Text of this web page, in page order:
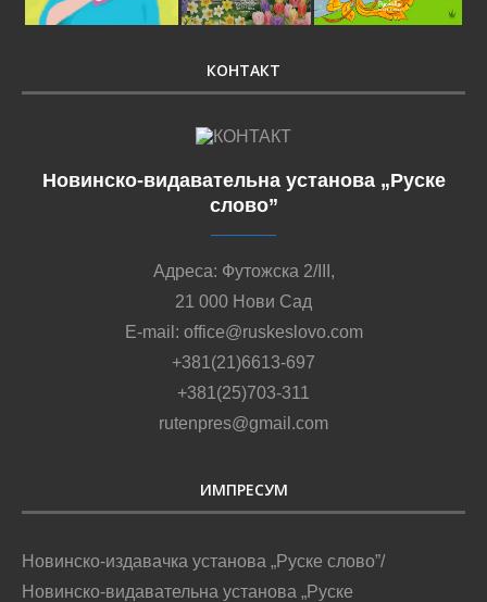
КОНТАКТ
Новинско-видавательна установа „Руске
слово”
Адреса: Футожска 2/III,
21 000 Нови Сад
E-mail: office@ruskeslovo.com
+381(21)6613-697
+381(25)703-311
rutenpres@gmail.com
ИМПРЕСУМ
Новинско-издавачка установа „Руске слово”/
Новинско-видавательна установа „Руске